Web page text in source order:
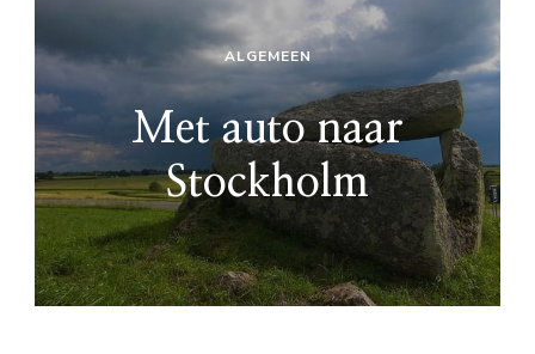
ALGEMEEN
Met auto naar
Stockholm